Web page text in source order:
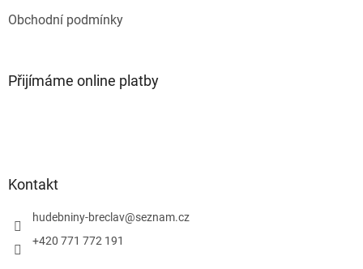
Obchodní podmínky
Přijímáme online platby
Kontakt
hudebniny-breclav@seznam.cz
+420 771 772 191